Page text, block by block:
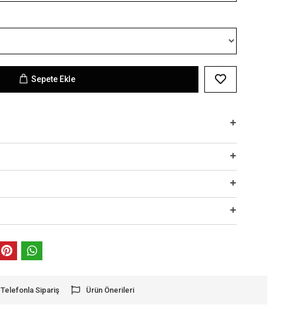
Sepete Ekle
Telefonla Sipariş Ürün Önerileri